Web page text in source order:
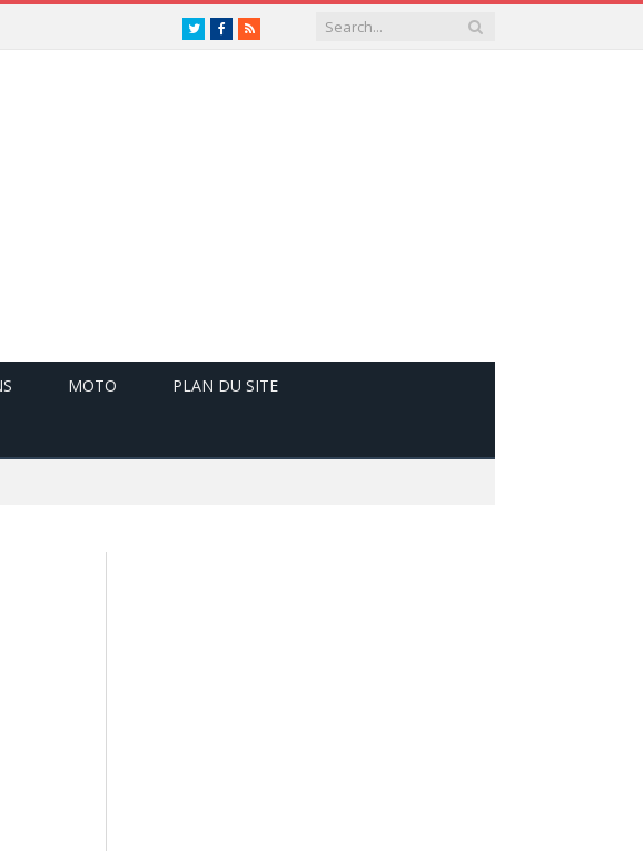
TwitterFacebook
RSS
MOTO PLAN DU SITE